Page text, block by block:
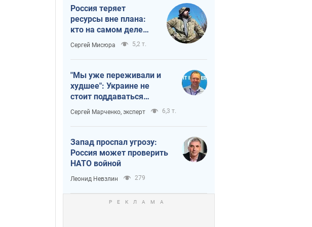
Россия теряет
ресурсы вне плана:
кто на самом деле
диктует темп войны
Сергей Мисюра 5,2 т.
"Мы уже переживали и
худшее": Украине не
стоит поддаваться
отчаянию из-за
ракетного террора
Сергей Марченко, эксперт 6,3 т.
Запад проспал угрозу:
Россия может проверить
НАТО войной
Леонид Невзлин 279